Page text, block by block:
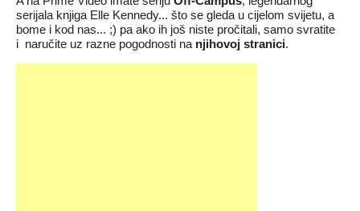
serijala knjiga Elle Kennedy... što se gleda u cijelom svijetu, a
bome i kod nas... ;) pa ako ih još niste pročitali, samo svratite
i naručite uz razne pogodnosti na njihovoj stranici.